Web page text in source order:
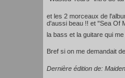
et les 2 morceaux de
d'aussi beau !! et "Sea Of
la bass et la guitare qui
Bref si on me demandait
Dernière édition de: